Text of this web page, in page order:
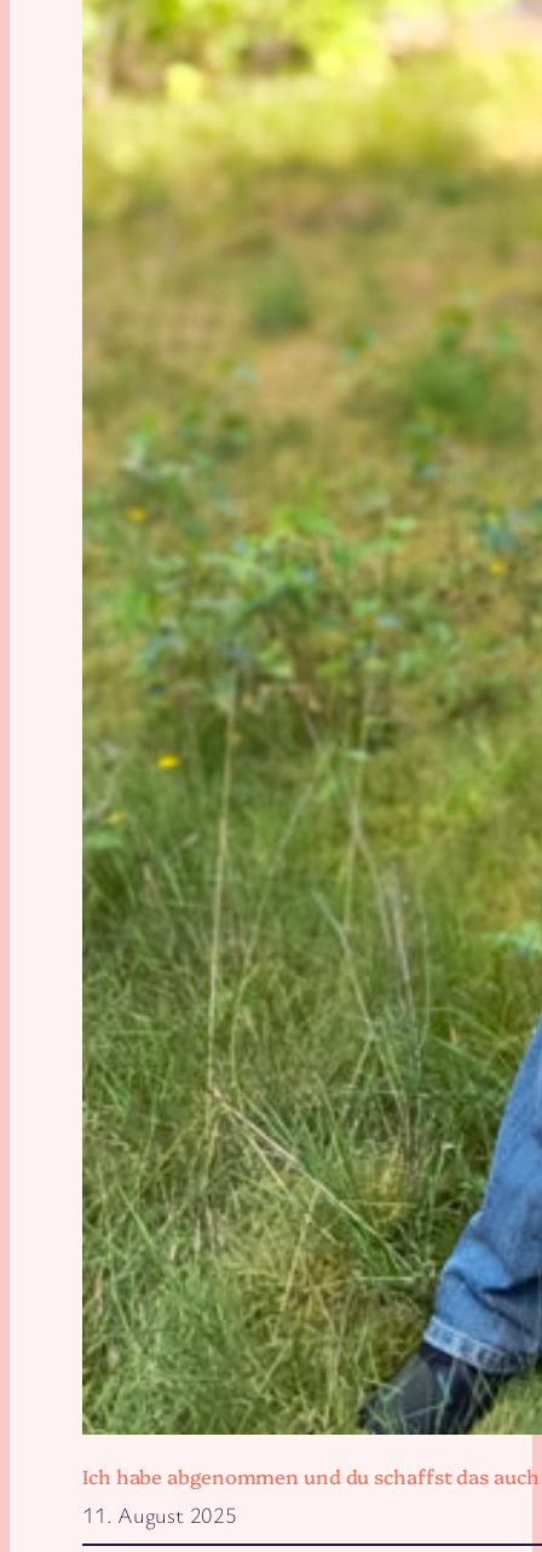
Ich habe abgenommen und du schaffst das auch
11. August 2025